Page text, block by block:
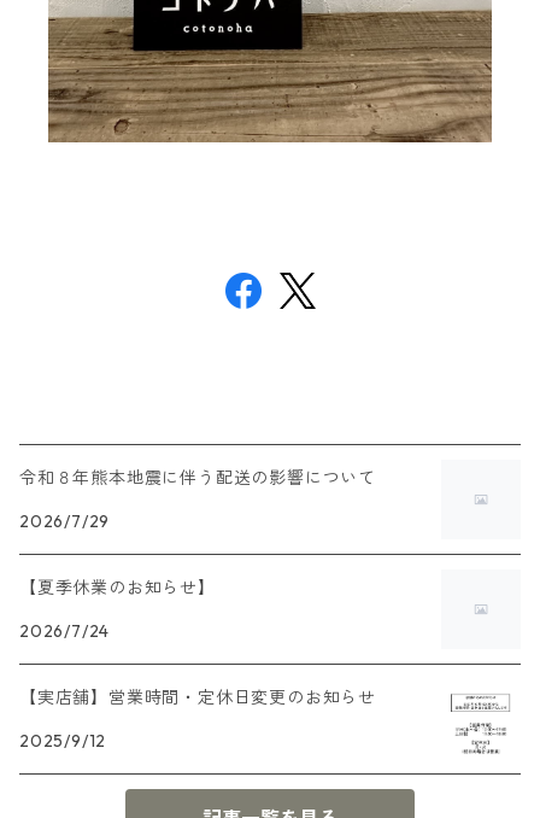
令和８年熊本地震に伴う配送の影響について
2026/7/29
【夏季休業のお知らせ】
2026/7/24
【実店舗】営業時間・定休日変更のお知らせ
2025/9/12